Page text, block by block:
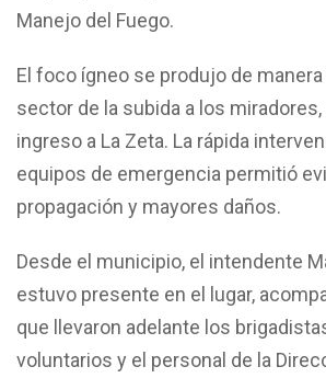
Manejo del Fuego.
El foco ígneo se produjo de
sector de la subida a los
ingreso a La Zeta. La rápida
equipos de emergencia permitió
propagación y mayores daños.
Desde el municipio, el intendente
estuvo presente en el lugar,
que llevaron adelante los
voluntarios y el personal de la